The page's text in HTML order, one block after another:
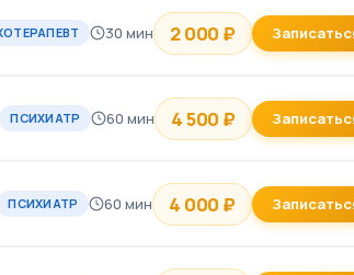
30 мин 2 000 ₽
ПСИХИАТР 60 мин 4 500 ₽
ПСИХИАТР 60 мин 4 000 ₽